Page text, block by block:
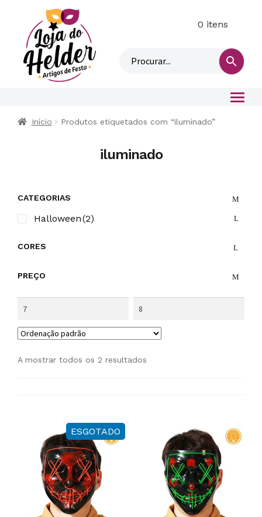
n
0 itens
Início Produtos etiquetados com “iluminado”
iluminado
CATEGORIAS
Halloween(2)
CORES
PREÇO
A mostrar todos os 2 resultados
ESGOTADO